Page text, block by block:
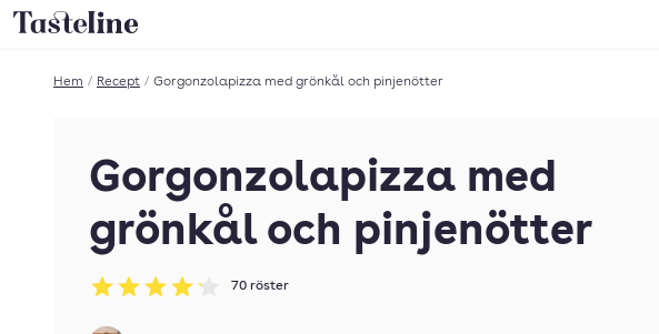
Till Tastelines startsida
Hem / Recept / Gorgonzolapizza med grönkål och pinjenötter
Gorgonzolapizza med
grönkål och pinjenötter
Betyg: 4.13 av 5
70 röster